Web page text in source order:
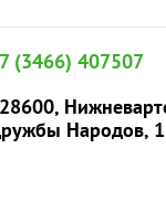
(3466) 407507
Народов,